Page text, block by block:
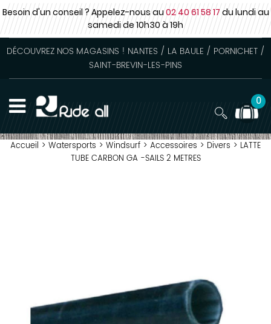
Besoin d'un conseil ? Appelez-nous au02 40 61 58 17du lundi au
samedide 10h30 à 19h
DÉCOUVREZ NOS MAGASINS ! NANTES / LA BAULE / PORNICHET /
SAINT-BREVIN-LES-PINS
0
Accueil > Watersports > Windsurf > Accessoires > Divers > LATTE
TUBE CARBON GA -SAILS 2 METRES